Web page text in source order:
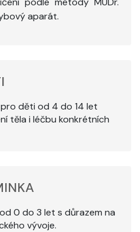
aparát.
děti od 4 do 14 let
těla i léčbu konkrétních
0 do 3 let s důrazem na
vývoje.